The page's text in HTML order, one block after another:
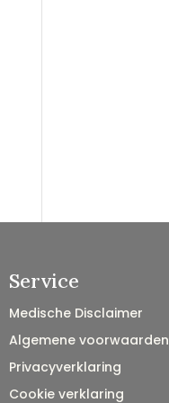
Service
Medische Disclaimer
Algemene voorwaarden
Privacyverklaring
Cookie verklaring